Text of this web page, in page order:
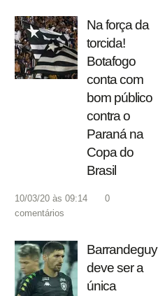
Na força da
torcida!
Botafogo
conta com
bom público
contra o
Paraná na
Copa do
Brasil
10/03/20 às 09:14
0
comentários
Barrandeguy
deve ser a
única